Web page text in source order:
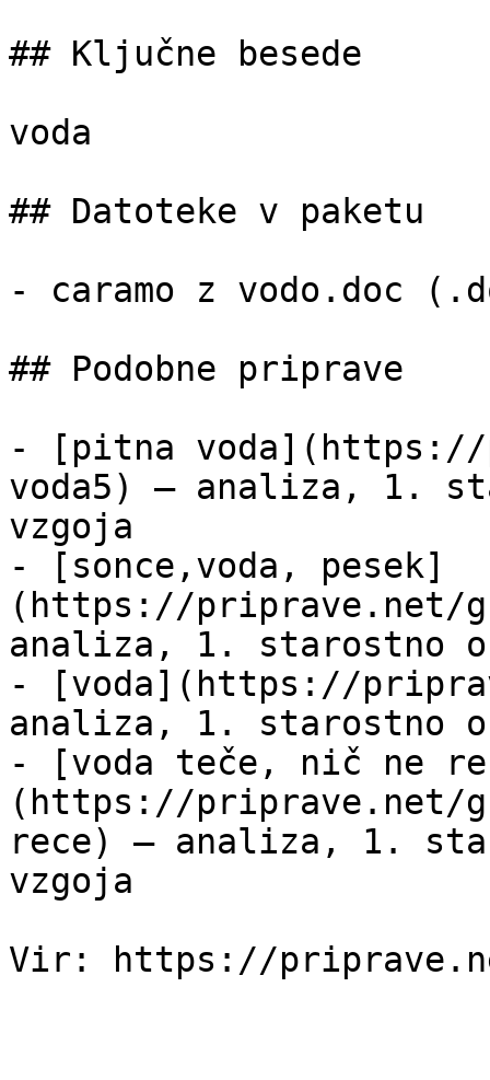
## Ključne besede
voda
## Datoteke v paketu
- caramo z vodo.doc
## Podobne priprave
- [pitna voda](https://
voda5) — analiza, 1.
vzgoja
- [sonce,voda, pesek]
(https://priprave.net/
analiza, 1. starostno
- [voda](https://
analiza, 1. starostno
- [voda teče, nič ne
(https://priprave.net/
rece) — analiza, 1.
vzgoja